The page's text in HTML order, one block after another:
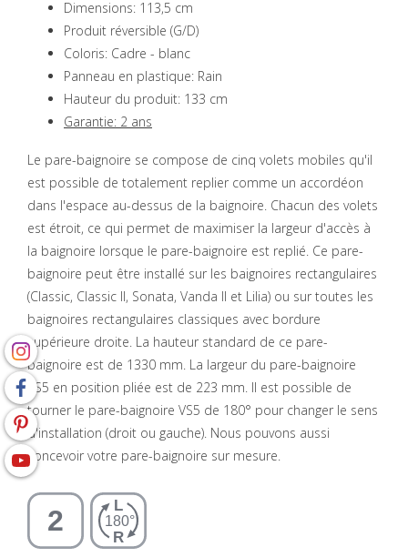
Dimensions: 113,5 cm
Produit réversible (G/D)
Coloris: Cadre - blanc
Panneau en plastique: Rain
Hauteur du produit: 133 cm
Garantie: 2 ans
Le pare-baignoire se compose de cinq volets mobiles qu'il
est possible de totalement replier comme un accordéon
dans l'espace au-dessus de la baignoire. Chacun des volets
est étroit, ce qui permet de maximiser la largeur d'accès à
la baignoire lorsque le pare-baignoire est replié. Ce pare-
baignoire peut être installé sur les baignoires rectangulaires
(Classic, Classic II, Sonata, Vanda II et Lilia) ou sur toutes les
baignoires rectangulaires classiques avec bordure
supérieure droite. La hauteur standard de ce pare-
baignoire est de 1330 mm. La largeur du pare-baignoire
VS5 en position pliée est de 223 mm. Il est possible de
tourner le pare-baignoire VS5 de 180° pour changer le sens
d'installation (droit ou gauche). Nous pouvons aussi
concevoir votre pare-baignoire sur mesure.